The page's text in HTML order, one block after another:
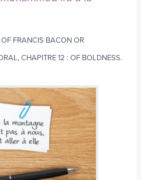
FRANCIS BACON OR
CHAPITRE 12 : OF BOLDNESS.